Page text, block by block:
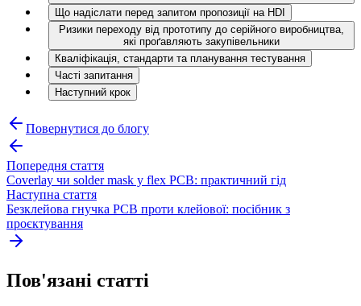
Що надіслати перед запитом пропозиції на HDI
Ризики переходу від прототипу до серійного виробництва,
які проґавляють закупівельники
Кваліфікація, стандарти та планування тестування
Часті запитання
Наступний крок
Повернутися до блогу
Попередня стаття
Coverlay чи solder mask у flex PCB: практичний гід
Наступна стаття
Безклейова гнучка PCB проти клейової: посібник з
проєктування
Пов'язані статті